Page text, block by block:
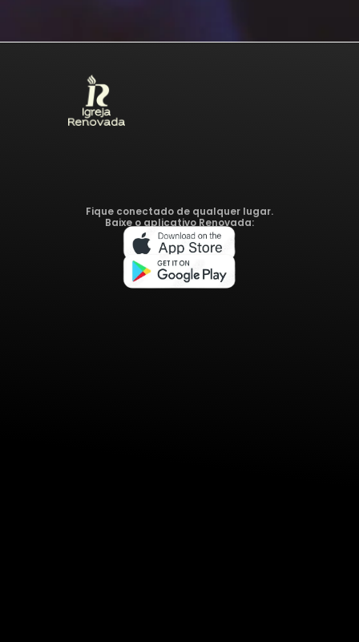
Fique conectado de qualquer lugar.
Baixe o aplicativo Renovada: